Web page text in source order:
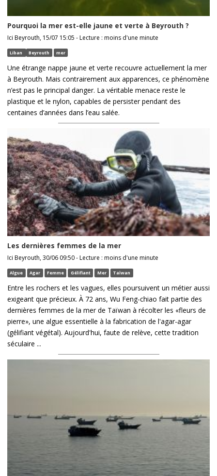
Pourquoi la mer est-elle jaune et verte à Beyrouth ?
Ici Beyrouth, 15/07 15:05 - Lecture : moins d'une minute
Liban Beyrouth mer
Une étrange nappe jaune et verte recouvre actuellement la mer
à Beyrouth. Mais contrairement aux apparences, ce phénomène
n’est pas le principal danger. La véritable menace reste le
plastique et le nylon, capables de persister pendant des
centaines d’années dans l’eau salée.
Les dernières femmes de la mer
Ici Beyrouth, 30/06 09:50 - Lecture : moins d'une minute
Algue Agar Femme Gélifiant Mer Taïwan
Entre les rochers et les vagues, elles poursuivent un métier aussi
exigeant que précieux. À 72 ans, Wu Feng-chiao fait partie des
dernières femmes de la mer de Taïwan à récolter les «fleurs de
pierre», une algue essentielle à la fabrication de l'agar-agar
(gélifiant végétal). Aujourd'hui, faute de relève, cette tradition
séculaire ...